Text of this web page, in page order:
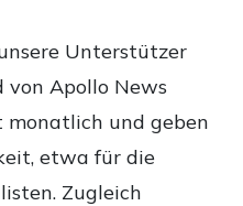
Unterstützer
von Apollo News
monatlich und geben
etwa für die
Zugleich